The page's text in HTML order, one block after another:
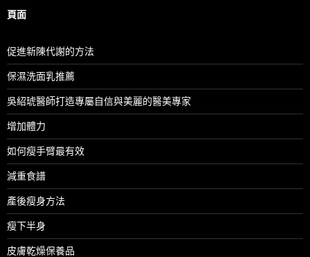
頁面
促進新陳代謝的方法
保濕洗面乳推薦
吳紹琥醫師打造專屬自信與美麗的醫美專家
增加體力
如何瘦手臂最有效
減重食譜
產後瘦身方法
瘦下半身
皮膚乾燥保養品